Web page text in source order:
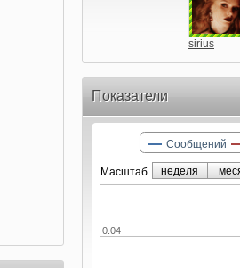
sirius
Показатели
Маcштаб
0.04
Сообщений
неделя